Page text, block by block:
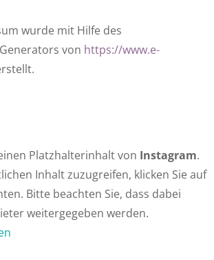
wurde mit Hilfe des
von https://www.e-
Platzhalterinhalt von Instagram.
Inhalt zuzugreifen, klicken Sie auf
Bitte beachten Sie, dass dabei
weitergegeben werden.